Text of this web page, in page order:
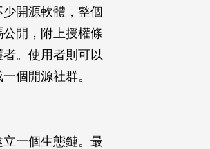
開源軟體，整個
開，附上授權條
。使用者則可以
個開源社群。
一個生態鏈。最